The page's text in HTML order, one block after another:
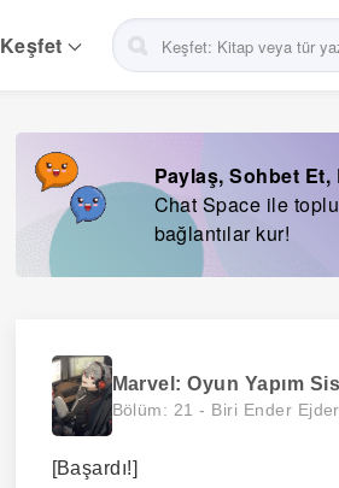
Keşfet
Paylaş, Sohbet Et,
Chat Space ile
bağlantılar kur!
Marvel: Oyun Yapım
Bölüm: 21 - Biri Ender
[Başardı!]